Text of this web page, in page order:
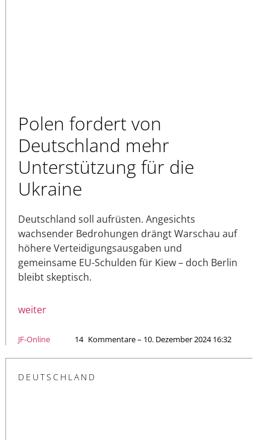
Polen fordert von
Deutschland mehr
Unterstützung für die
Ukraine
Deutschland soll aufrüsten. Angesichts
wachsender Bedrohungen drängt Warschau auf
höhere Verteidigungsausgaben und
gemeinsame EU-Schulden für Kiew – doch Berlin
bleibt skeptisch.
weiter
JF-Online 14 Kommentare – 10. Dezember 2024 16:32
DEUTSCHLAND